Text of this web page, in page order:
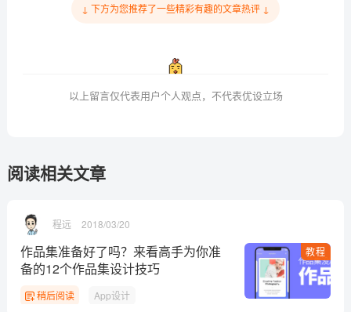
↓ 下方为您推荐了一些精彩有趣的文章热评 ↓
以上留言仅代表用户个人观点，不代表优设立场
阅读相关文章
程远 2018/03/20
教程
作品集准备好了吗？来看高手为你准
备的12个作品集设计技巧
稍后阅读 App设计